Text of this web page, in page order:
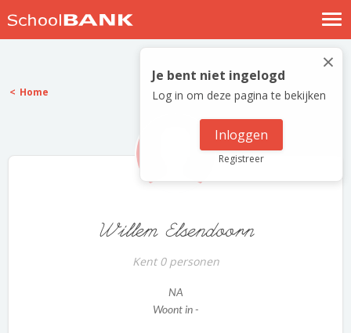
Nostalgische verhalen
Log in
Meld je gratis aan
×
Je bent niet ingelogd
Log in om deze pagina te bekijken
Inloggen
Registreer
Home
Willem Elsendoorn
Kent 0 personen
NA
Woont in -